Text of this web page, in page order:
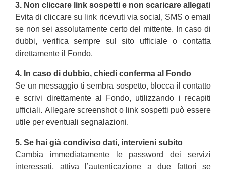
3. Non cliccare link sospetti e non scaricare allegati
Evita di cliccare su link ricevuti via social, SMS o email
se non sei assolutamente certo del mittente. In caso di
dubbi, verifica sempre sul sito ufficiale o contatta
direttamente il Fondo.
4. In caso di dubbio, chiedi conferma al Fondo
Se un messaggio ti sembra sospetto, blocca il contatto
e scrivi direttamente al Fondo, utilizzando i recapiti
ufficiali. Allegare screenshot o link sospetti può essere
utile per eventuali segnalazioni.
5. Se hai già condiviso dati, intervieni subito
Cambia immediatamente le password dei servizi
interessati, attiva l’autenticazione a due fattori se